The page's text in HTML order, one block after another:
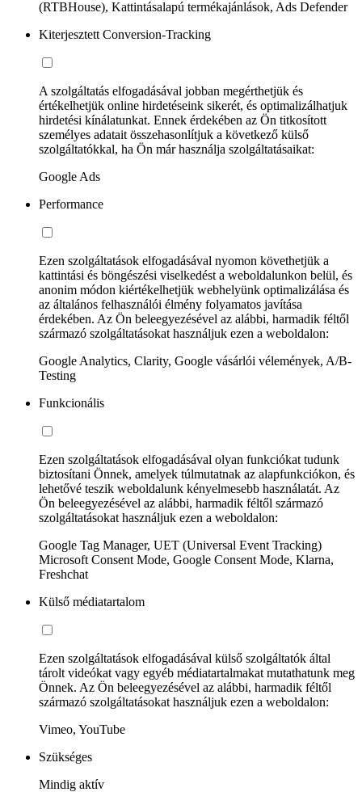
(RTBHouse), Kattintásalapú termékajánlások, Ads Defender
Kiterjesztett Conversion-Tracking
A szolgáltatás elfogadásával jobban megérthetjük és
értékelhetjük online hirdetéseink sikerét, és optimalizálhatjuk
hirdetési kínálatunkat. Ennek érdekében az Ön titkosított
személyes adatait összehasonlítjuk a következő külső
szolgáltatókkal, ha Ön már használja szolgáltatásaikat:
Google Ads
Performance
Ezen szolgáltatások elfogadásával nyomon követhetjük a
kattintási és böngészési viselkedést a weboldalunkon belül, és
anonim módon kiértékelhetjük webhelyünk optimalizálása és
az általános felhasználói élmény folyamatos javítása
érdekében. Az Ön beleegyezésével az alábbi, harmadik féltől
származó szolgáltatásokat használjuk ezen a weboldalon:
Google Analytics, Clarity, Google vásárlói vélemények, A/B-
Testing
Funkcionális
Ezen szolgáltatások elfogadásával olyan funkciókat tudunk
biztosítani Önnek, amelyek túlmutatnak az alapfunkciókon, és
lehetővé teszik weboldalunk kényelmesebb használatát. Az
Ön beleegyezésével az alábbi, harmadik féltől származó
szolgáltatásokat használjuk ezen a weboldalon:
Google Tag Manager, UET (Universal Event Tracking)
Microsoft Consent Mode, Google Consent Mode, Klarna,
Freshchat
Külső médiatartalom
Ezen szolgáltatások elfogadásával külső szolgáltatók által
tárolt videókat vagy egyéb médiatartalmakat mutathatunk meg
Önnek. Az Ön beleegyezésével az alábbi, harmadik féltől
származó szolgáltatásokat használjuk ezen a weboldalon:
Vimeo, YouTube
Szükséges
Mindig aktív